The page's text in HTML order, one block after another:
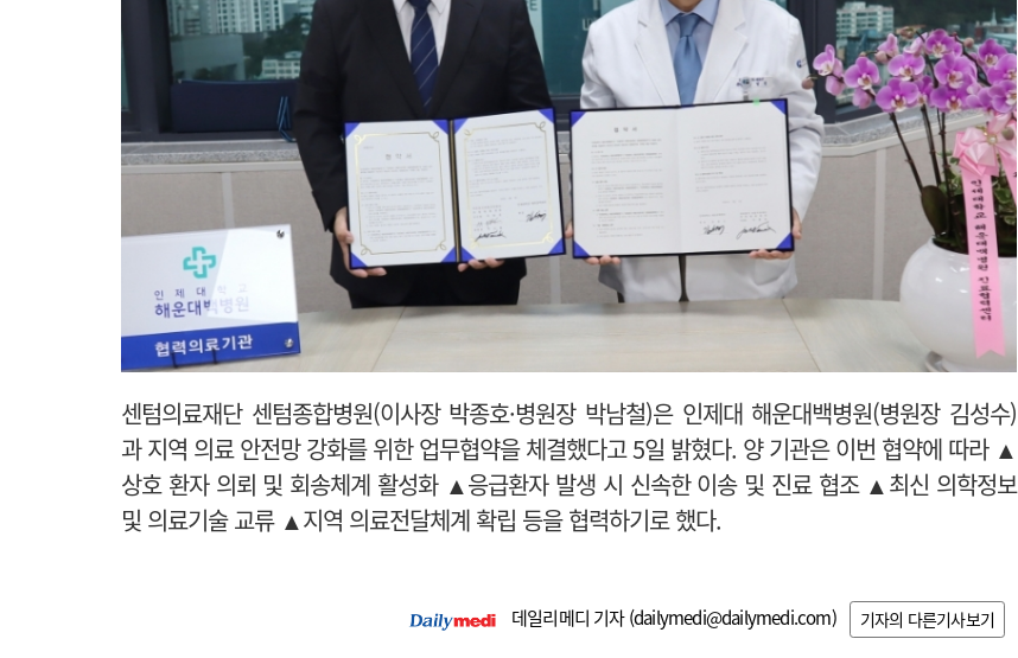
센텀의료재단 센텀종합병원(이사장 박종호·병원장 박남철)은 인제대 해운대백병원(병원장 김성수)
과 지역 의료 안전망 강화를 위한 업무협약을 체결했다고 5일 밝혔다. 양 기관은 이번 협약에 따라 ▲
상호 환자 의뢰 및 회송체계 활성화 ▲응급환자 발생 시 신속한 이송 및 진료 협조 ▲최신 의학정보
및 의료기술 교류 ▲지역 의료전달체계 확립 등을 협력하기로 했다.
데일리메디 기자 (dailymedi@dailymedi.com) 기자의 다른기사보기